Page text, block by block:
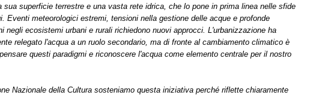
sua superficie terrestre e una vasta rete idrica, che lo pone in prima linea nelle sfide
Eventi meteorologici estremi, tensioni nella gestione delle acque e profonde
negli ecosistemi urbani e rurali richiedono nuovi approcci. L'urbanizzazione ha
relegato l'acqua a un ruolo secondario, ma di fronte al cambiamento climatico è
questi paradigmi e riconoscere l'acqua come elemento centrale per il nostro
Nazionale della Cultura sosteniamo questa iniziativa perché riflette chiaramente